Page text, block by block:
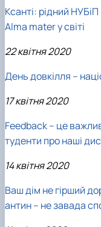
Ксанті: рідний
Alma mater у світі
22 квітня 2020
День довкілля –
17 квітня 2020
Feedback – це
туденти про наші
14 квітня 2020
Ваш дім не гірший
антин – не завада